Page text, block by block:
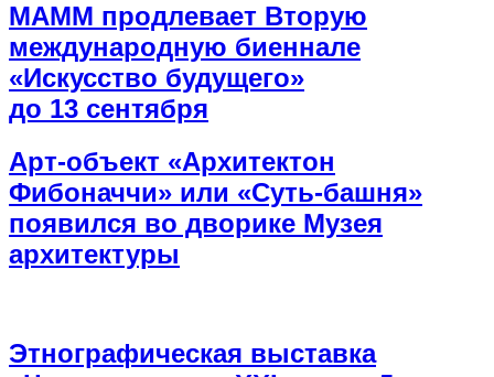
МАММ продлевает Вторую
международную биеннале
«Искусство будущего»
до 13 сентября
Арт-объект «Архитектон
Фибоначчи» или «Суть-башня»
появился во дворике Музея
архитектуры
Этнографическая выставка